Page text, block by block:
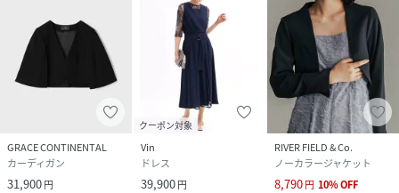
GRACE CONTINENTAL
カーディガン
31,900円
クーポン対象
Vin
ドレス
39,900円
RIVER FIELD & Co.
ノーカラージャケット
8,790円 10%OFF